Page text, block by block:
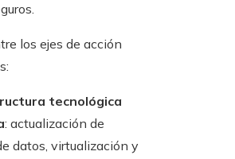
los ejes de acción
tecnológica
: actualización de
datos, virtualización y